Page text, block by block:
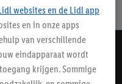
30 dagen bedenktijd
websites en de Lidl app
en in onze apps
van verschillende
eindapparaat wordt
krijgen. Sommige